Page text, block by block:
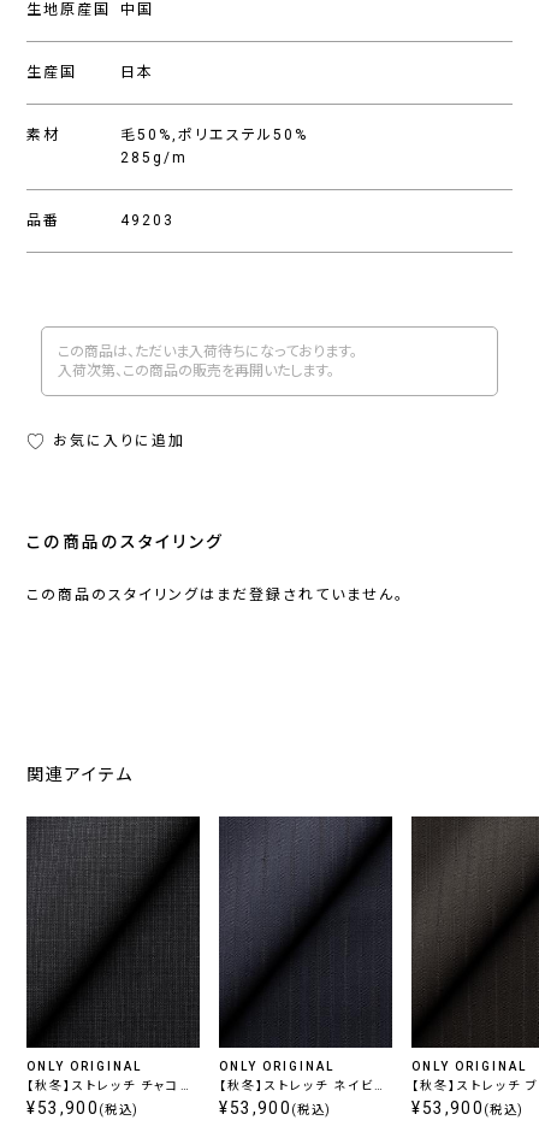
生地原産国 中国
生産国 日本
素材
毛50%,ポリエステル50%
285g/m
品番 49203
この商品は、ただいま入荷待ちになっております。
入荷次第、この商品の販売を再開いたします。
お気に入りに追加
この商品のスタイリング
この商品のスタイリングはまだ登録されていません。
関連アイテム
ONLY ORIGINAL
【秋冬】ストレッチ チャコー
ル柄無地
¥53,900 (税込)
ONLY ORIGINAL
【秋冬】ストレッチ ネイビー
ストライプ
¥53,900 (税込)
ONLY ORIGINAL
【秋冬】ストレッチ
ストライプ
¥53,900 (税込)